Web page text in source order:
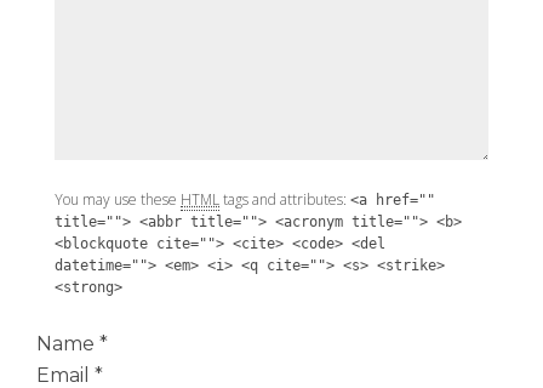
You may use these HTMLtags and attributes: <a href=""
title=""> <abbr title=""> <acronym title=""> <b>
<blockquote cite=""> <cite> <code> <del
datetime=""> <em> <i> <q cite=""> <s> <strike>
<strong>
Name *
Email *